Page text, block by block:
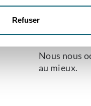
RefuserL'UN
VOUS
Nous nous
au mieux.